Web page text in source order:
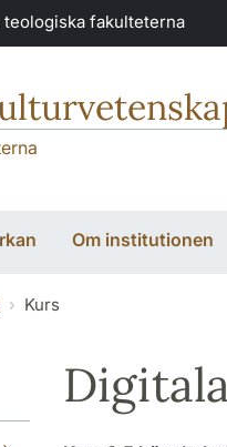
teologiska fakulteterna
Om institutionen
Kurs